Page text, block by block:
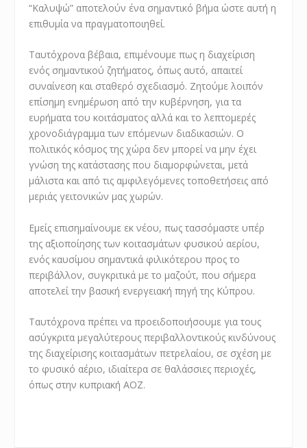
“Καλυψώ” αποτελούν ένα σημαντικό βήμα ώστε αυτή η
επιθυμία να πραγματοποιηθεί.
Ταυτόχρονα βέβαια, επιμένουμε πως η διαχείριση
ενός σημαντικού ζητήματος, όπως αυτό, απαιτεί
συναίνεση και σταθερό σχεδιασμό. Ζητούμε λοιπόν
επίσημη ενημέρωση από την κυβέρνηση, για τα
ευρήματα του κοιτάσματος αλλά και το λεπτομερές
χρονοδιάγραμμα των επόμενων διαδικασιών. Ο
πολιτικός κόσμος της χώρα δεν μπορεί να μην έχει
γνώση της κατάστασης που διαμορφώνεται, μετά
μάλιστα και από τις αμφιλεγόμενες τοποθετήσεις από
μεριάς γειτονικών μας χωρών.
Εμείς επισημαίνουμε εκ νέου, πως τασσόμαστε υπέρ
της αξιοποίησης των κοιτασμάτων φυσικού αερίου,
ενός καυσίμου σημαντικά φιλικότερου προς το
περιβάλλον, συγκριτικά με το μαζούτ, που σήμερα
αποτελεί την βασική ενεργειακή πηγή της Κύπρου.
Ταυτόχρονα πρέπει να προειδοποιήσουμε για τους
ασύγκριτα μεγαλύτερους περιβαλλοντικούς κινδύνους
της διαχείρισης κοιτασμάτων πετρελαίου, σε σχέση με
το φυσικό αέριο, ιδιαίτερα σε θαλάσσιες περιοχές,
όπως στην κυπριακή ΑΟΖ.